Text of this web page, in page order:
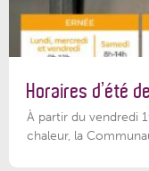
Horaires d’été
À partir du vendredi
chaleur, la